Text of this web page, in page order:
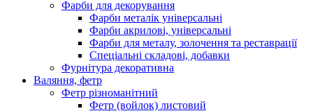
Фарби для декорування
Фарби металік універсальні
Фарби акрилові, універсальні
Фарби для металу, золочення та реставрації
Спеціальні складові, добавки
Фурнітура декоративна
Валяння, фетр
Фетр різноманітний
Фетр (войлок) листовий